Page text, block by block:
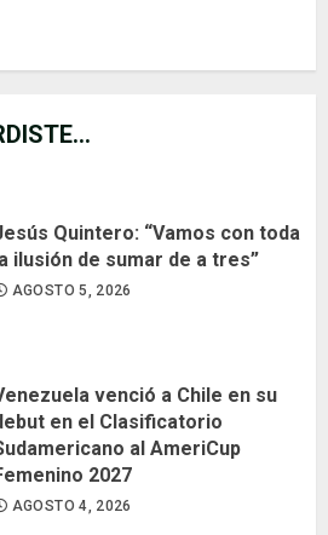
Quintero: “Vamos con toda
ilusión de sumar de a tres”
AGOSTO 5, 2026
venció a Chile en su
en el Clasificatorio
al AmeriCup
2027
AGOSTO 4, 2026